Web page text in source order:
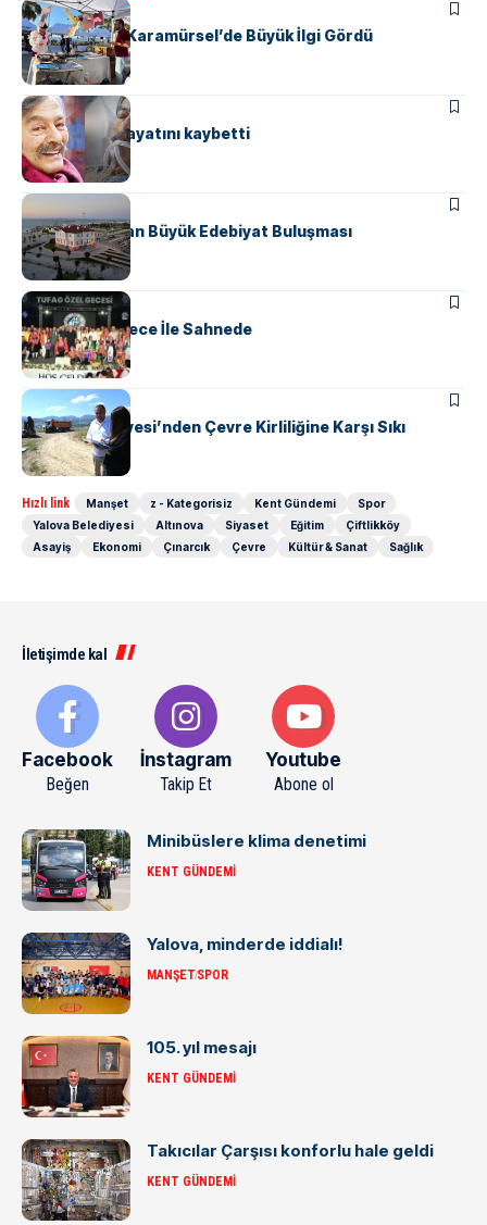
KÜLTÜR & SANAT
Kağıt Müzesi Karamürsel’de Büyük İlgi Gördü
KÜLTÜR & SANAT
Kadir İnanır hayatını kaybetti
KÜLTÜR & SANAT
ADD Yalova’dan Büyük Edebiyat Buluşması
KÜLTÜR & SANAT
TUFAG Özel Gece İle Sahnede
KENT GÜNDEMI
Yalova Belediyesi’nden Çevre Kirliliğine Karşı Sıkı
Denetim
Hızlı link Manşet z - Kategorisiz Kent Gündemi
Spor
Yalova Belediyesi
Altınova Siyaset Eğitim
Çiftlikköy
Asayiş
Ekonomi Çınarcık Çevre Kültür & Sanat Sağlık
İletişimde kal
Facebook
Beğen
İnstagram
Takip Et
Youtube
Abone ol
Minibüslere klima denetimi
KENT GÜNDEMI
Yalova, minderde iddialı!
MANŞETSPOR
105. yıl mesajı
KENT GÜNDEMI
Takıcılar Çarşısı konforlu hale geldi
KENT GÜNDEMI